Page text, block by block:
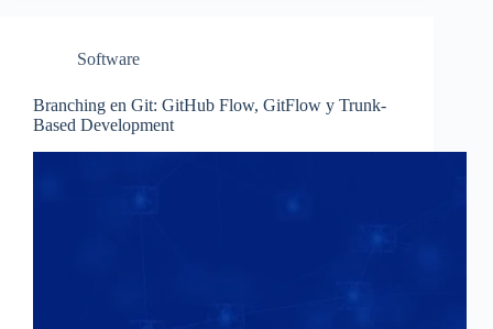
Software
Branching en Git: GitHub Flow, GitFlow y Trunk-
Based Development